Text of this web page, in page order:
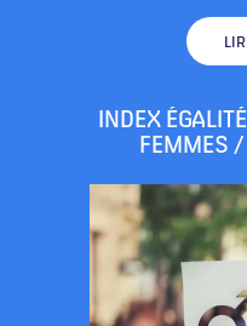
INDEX
FEMMES